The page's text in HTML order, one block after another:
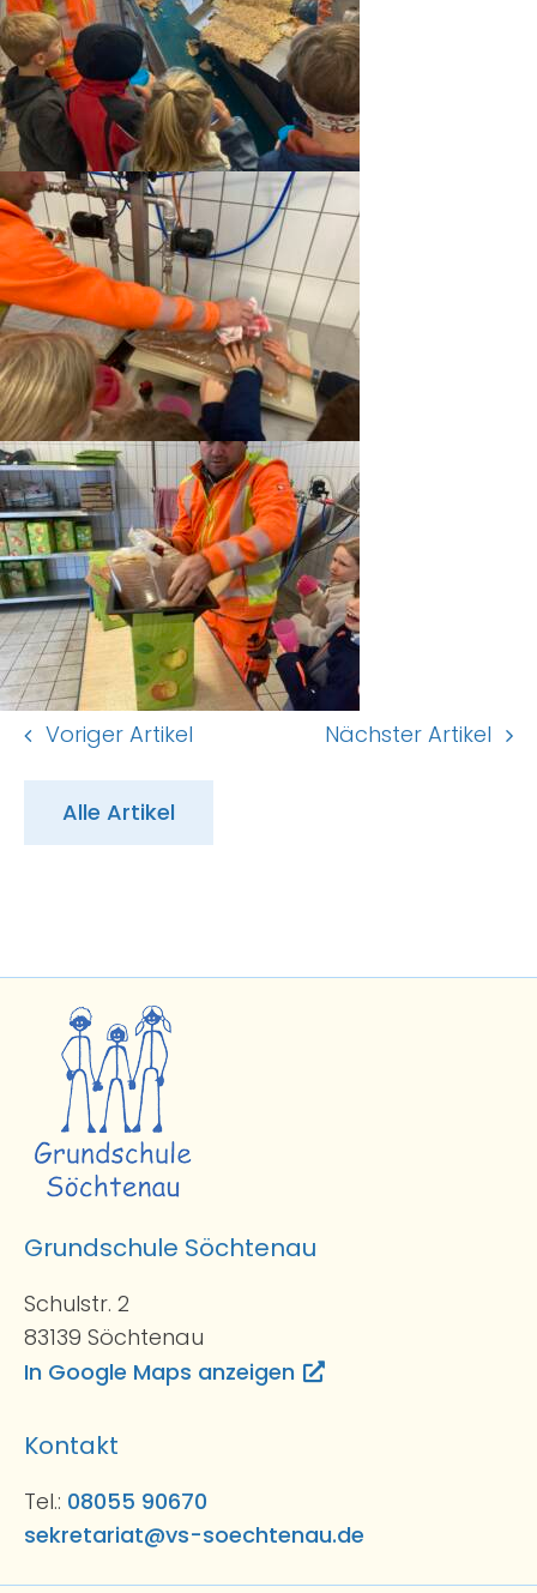
Voriger Artikel Nächster Artikel
Alle Artikel
Grundschule Söchtenau
Schulstr. 2
83139 Söchtenau
In Google Maps anzeigen
Kontakt
Tel.: 08055 90670
sekretariat@vs-soechtenau.de